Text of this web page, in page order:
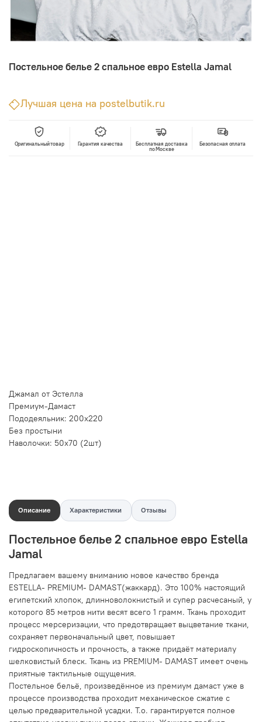
Постельное белье 2 спальное евро Estella Jamal
Лучшая цена на postelbutik.ru
Оригинальный товар Гарантия качества
Бесплатная доставка
по Москве
Безопасная оплата
Джамал от Эстелла
Премиум-Дамаст
Пододеяльник: 200х220
Без простыни
Наволочки: 50х70 (2шт)
Описание Характеристики Отзывы
Постельное белье 2 спальное евро Estella
Jamal
Предлагаем вашему вниманию новое качество бренда
ESTELLA- PREMIUM- DAMAST(жаккард). Это 100% настоящий
египетский хлопок, длинноволокнистый и супер расчесаный, у
которого 85 метров нити весят всего 1 грамм. Ткань проходит
процесс мерсеризации, что предотвращает выцветание ткани,
сохраняет первоначальный цвет, повышает
гидроскопичность и прочность, а также придаёт материалу
шелковистый блеск. Ткань из PREMIUM- DAMAST имеет очень
приятные тактильные ощущения.
Постельное бельё, произведённое из премиум дамаст уже в
процессе производства проходит механическое сжатие с
целью предварительной усадки. Т.о. гарантируется полное